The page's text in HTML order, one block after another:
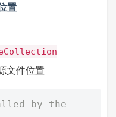
置
文件位置
by the